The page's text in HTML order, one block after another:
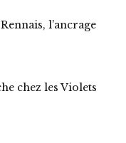
l’ancrage
chez les Violets